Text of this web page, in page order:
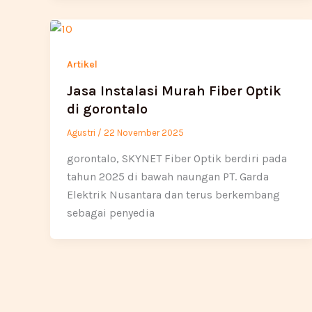
Artikel
Jasa Instalasi Murah Fiber Optik
di gorontalo
Agustri / 22 November 2025
gorontalo, SKYNET Fiber Optik berdiri pada
tahun 2025 di bawah naungan PT. Garda
Elektrik Nusantara dan terus berkembang
sebagai penyedia